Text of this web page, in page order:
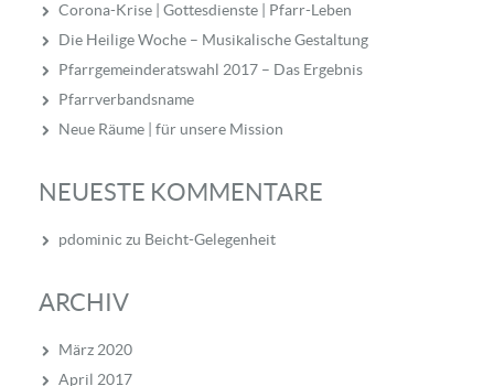
Corona-Krise | Gottesdienste | Pfarr-Leben
Die Heilige Woche – Musikalische Gestaltung
Pfarrgemeinderatswahl 2017 – Das Ergebnis
Pfarrverbandsname
Neue Räume | für unsere Mission
NEUESTE KOMMENTARE
pdominic zu Beicht-Gelegenheit
ARCHIV
März 2020
April 2017